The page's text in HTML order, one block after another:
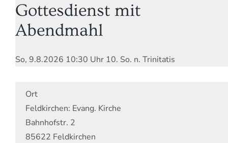
Gottesdienst mit
Abendmahl
So, 9.8.2026 10:30 Uhr10. So. n. Trinitatis
Ort
Feldkirchen: Evang. Kirche
Bahnhofstr. 2
85622 Feldkirchen